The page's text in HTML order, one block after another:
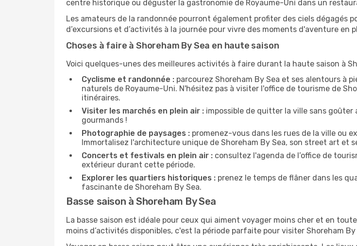
centre historique ou déguster la gastronomie de Royaume-Uni dans un
Les amateurs de la randonnée pourront également profiter des ciels dégagés
d’excursions et d’activités à la journée pour vivre des moments d'aventure en
Choses à faire à Shoreham By Sea en haute saison
Voici quelques-unes des meilleures activités à faire durant la haute saison à
Cyclisme et randonnée : parcourez Shoreham By Sea et ses alentours à
naturels de Royaume-Uni. N'hésitez pas à visiter l'office de tourisme de
itinéraires.
Visiter les marchés en plein air : impossible de quitter la ville sans
gourmands !
Photographie de paysages : promenez-vous dans les rues de la ville ou
Immortalisez l'architecture unique de Shoreham By Sea, son street art et
Concerts et festivals en plein air : consultez l'agenda de l’office de
extérieur durant cette période.
Explorer les quartiers historiques : prenez le temps de flâner dans les
fascinante de Shoreham By Sea.
Basse saison à Shoreham By Sea
La basse saison est idéale pour ceux qui aiment voyager moins cher et en
moins d’activités disponibles, c'est la période parfaite pour visiter Shoreham By